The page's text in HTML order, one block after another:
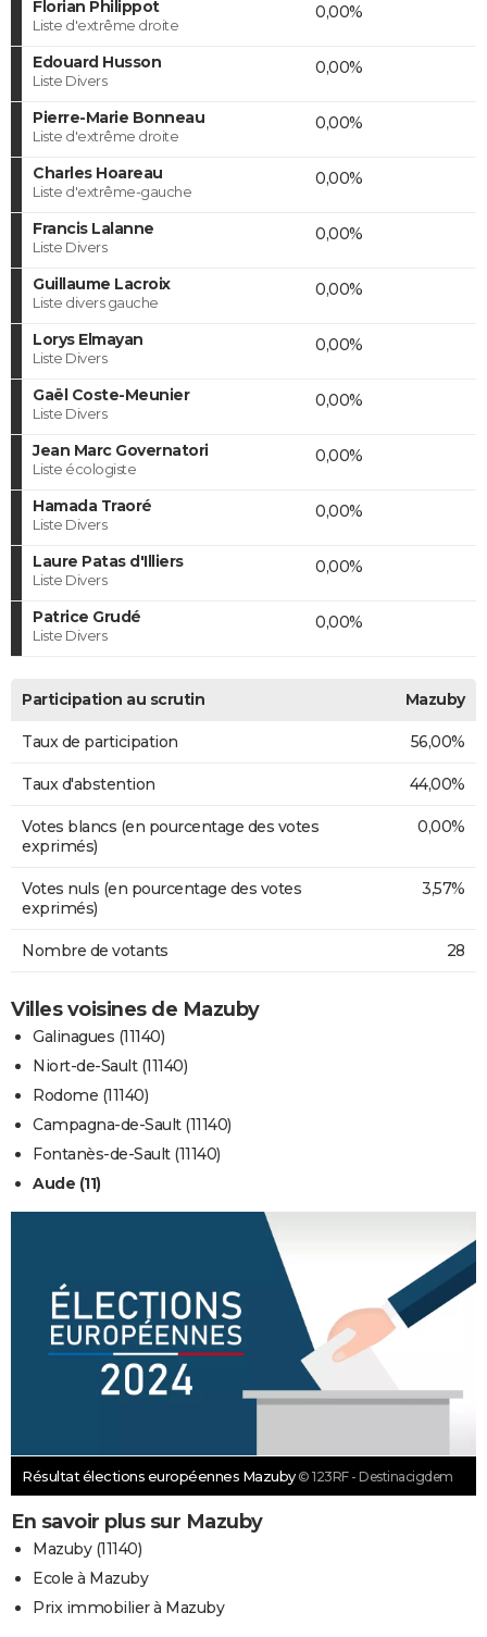
Florian Philippot
Liste d'extrême droite
0,00%
Edouard Husson
Liste Divers
0,00%
Pierre-Marie Bonneau
Liste d'extrême droite
0,00%
Charles Hoareau
Liste d'extrême-gauche
0,00%
Francis Lalanne
Liste Divers
0,00%
Guillaume Lacroix
Liste divers gauche
0,00%
Lorys Elmayan
Liste Divers
0,00%
Gaël Coste-Meunier
Liste Divers
0,00%
Jean Marc Governatori
Liste écologiste
0,00%
Hamada Traoré
Liste Divers
0,00%
Laure Patas d'Illiers
Liste Divers
0,00%
Patrice Grudé
Liste Divers
0,00%
Participation au scrutin Mazuby
Taux de participation 56,00%
Taux d'abstention 44,00%
Votes blancs (en pourcentage des votes
exprimés)
0,00%
Votes nuls (en pourcentage des votes
exprimés)
3,57%
Nombre de votants 28
Villes voisines de Mazuby
Galinagues (11140)
Niort-de-Sault (11140)
Rodome (11140)
Campagna-de-Sault (11140)
Fontanès-de-Sault (11140)
Aude (11)
Résultat élections européennes Mazuby © 123RF - Destinacigdem
En savoir plus sur Mazuby
Mazuby (11140)
Ecole à Mazuby
Prix immobilier à Mazuby